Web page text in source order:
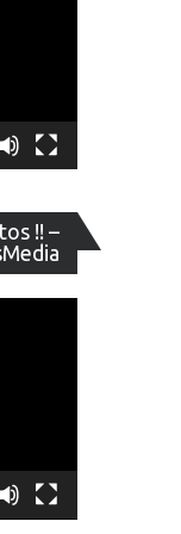
!! –
de
vídeo